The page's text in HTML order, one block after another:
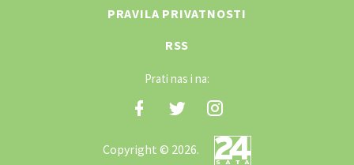
PRAVILA PRIVATNOSTI
RSS
Prati nas i na:
Copyright © 2026.